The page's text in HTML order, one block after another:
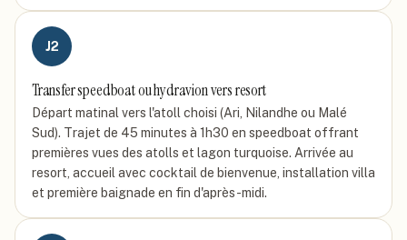
J2
Transfer speedboat ou hydravion vers resort
Départ matinal vers l'atoll choisi (Ari, Nilandhe ou Malé
Sud). Trajet de 45 minutes à 1h30 en speedboat offrant
premières vues des atolls et lagon turquoise. Arrivée au
resort, accueil avec cocktail de bienvenue, installation villa
et première baignade en fin d'après-midi.